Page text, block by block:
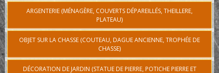
ARGENTERIE (MÉNAGÈRE, COUVERTS DÉPAREILLÉS, THEILLERE,
PLATEAU)
OBJET SUR LA CHASSE (COUTEAU, DAGUE ANCIENNE, TROPHÉE DE
CHASSE)
DÉCORATION DE JARDIN (STATUE DE PIERRE, POTICHE PIERRE ET